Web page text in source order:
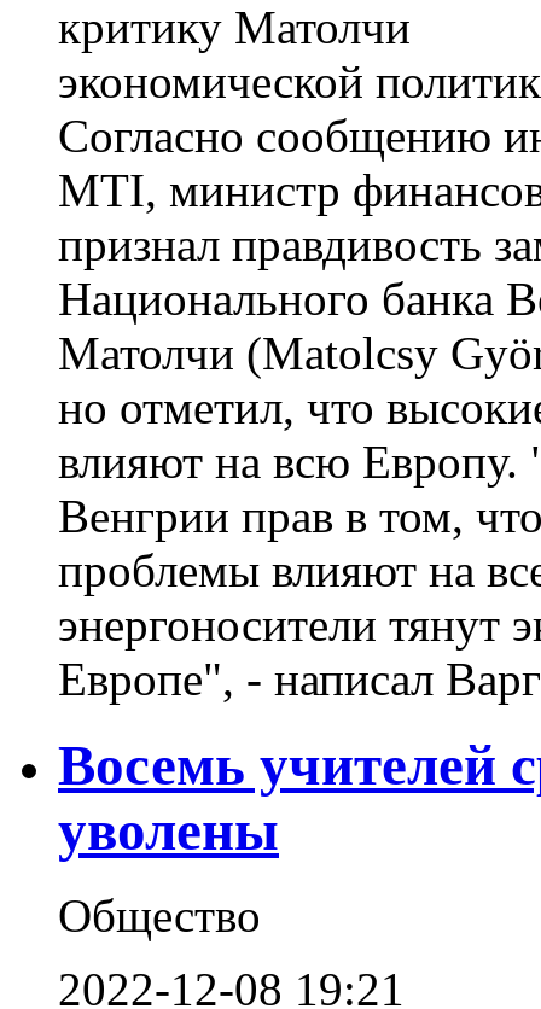
Согласно сообщению
MTI, министр
признал правдивость
Национального
Матолчи (Matolcsy
но отметил, что
влияют на всю Европу.
Венгрии прав в том,
проблемы влияют на
энергоносители тянут
Европе", - написал
Восемь учителей
уволены
Общество
2022-12-08 19:21